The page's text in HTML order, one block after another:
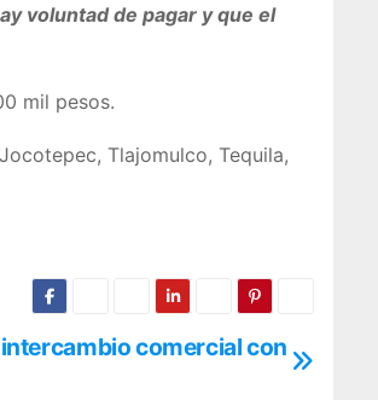
voluntad de pagar y que el
mil pesos.
Tlajomulco, Tequila,
comercial con